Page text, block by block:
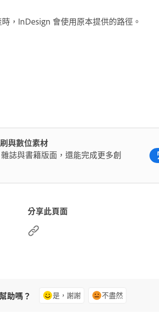
，InDesign 會使用原本提供的路徑。
與數位素材
誌與書籍版面，還能完成更多創
分享此頁面
助嗎？ 是，謝謝 不盡然